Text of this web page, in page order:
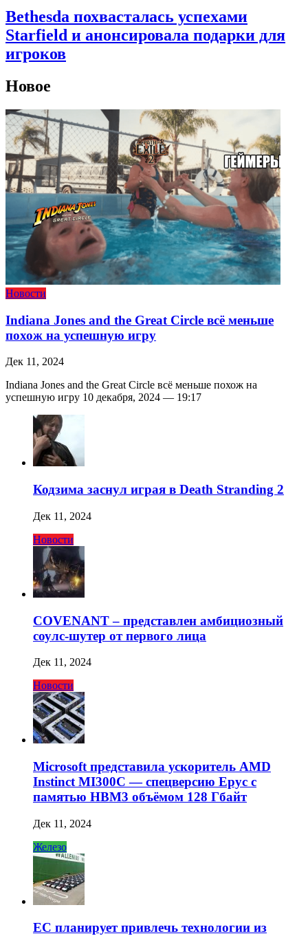
Bethesda похвасталась успехами
Starfield и анонсировала подарки для
игроков
Новое
Новости
Indiana Jones and the Great Circle всё меньше
похож на успешную игру
Дек 11, 2024
Indiana Jones and the Great Circle всё меньше похож на
успешную игру 10 декабря, 2024 — 19:17
Кодзима заснул играя в Death Stranding 2
Дек 11, 2024
Новости
COVENANT – представлен амбициозный
соулс-шутер от первого лица
Дек 11, 2024
Новости
Microsoft представила ускоритель AMD
Instinct MI300C — спецверсию Epyc с
памятью HBM3 объёмом 128 Гбайт
Дек 11, 2024
Железо
ЕС планирует привлечь технологии из